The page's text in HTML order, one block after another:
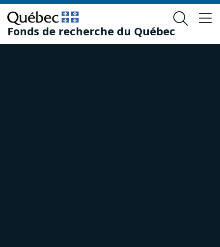
Passer
au
contenu
principal
Passer
au
pied
de
Fonds de recherche du Québec